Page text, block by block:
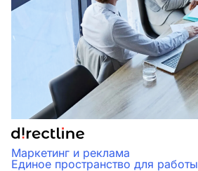
Маркетинг и реклама
Единое пространство для работы